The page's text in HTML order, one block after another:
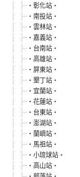
‧彰化站‧
‧南投站‧
‧雲林站‧
‧嘉義站‧
‧台南站‧
‧高雄站‧
‧屏東站‧
‧墾丁站‧
‧宜蘭站‧
‧花蓮站‧
‧台東站‧
‧澎湖站‧
‧蘭嶼站‧
‧馬祖站‧
‧小琉球站‧
‧高山站‧